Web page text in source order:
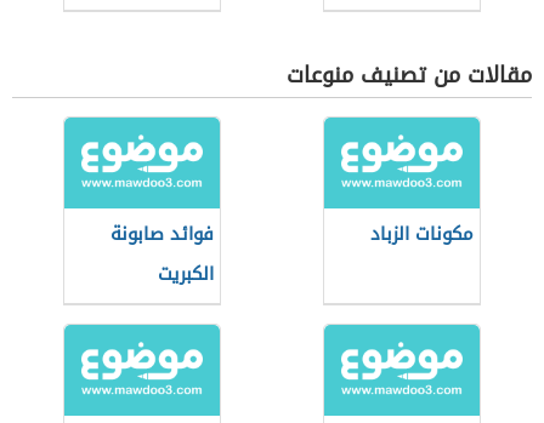
مقالات من تصنيف منوعات
مكونات الزباد
فوائد صابونة
الكبريت